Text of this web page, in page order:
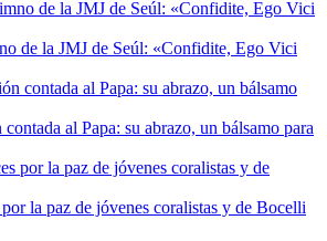
de la JMJ de Seúl: «Confidite, Ego Vici
al Papa: su abrazo, un bálsamo para
la paz de jóvenes coralistas y de Bocelli